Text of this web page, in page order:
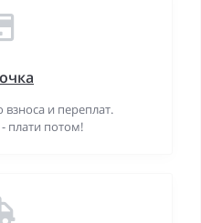
и переплат.
плати потом!